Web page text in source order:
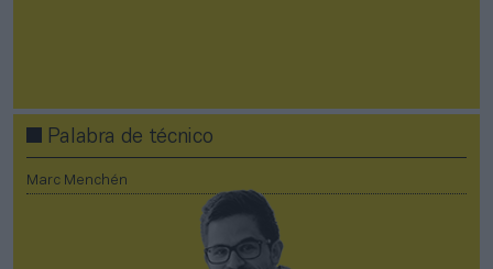
Palabra de técnico
Marc Menchén